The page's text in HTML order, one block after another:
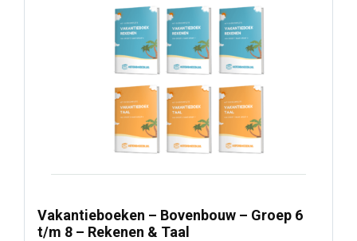
Vakantieboeken – Bovenbouw – Groep 6
t/m 8 – Rekenen & Taal